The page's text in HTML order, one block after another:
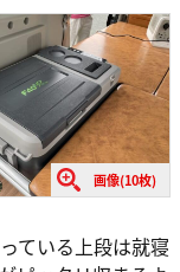
画像(10枚)
ている上段は就寝